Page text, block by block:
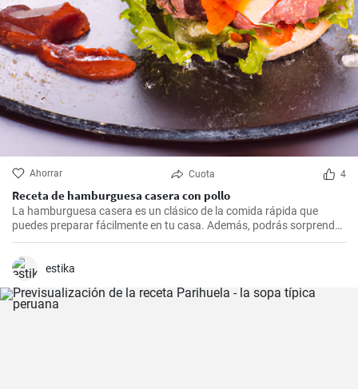
Ahorrar Cuota 4
Receta de hamburguesa casera con pollo
La hamburguesa casera es un clásico de la comida rápida que
puedes preparar fácilmente en tu casa. Además, podrás sorprender
a tus amigos y familiares gracias a estas deliciosas hamburguesas.
estika